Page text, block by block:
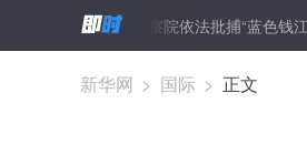
杭州市检察院依法批捕“蓝色钱江放火案
新华网 > 国际 > 正文